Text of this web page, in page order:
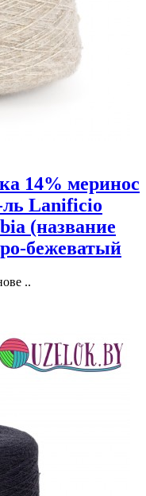
14% меринос
ль Lanificio
(название
бежеватый
..